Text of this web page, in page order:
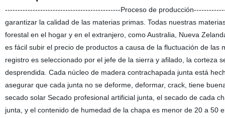
----------------------------------------------Proceso de
garantizar la calidad de las materias primas. Todas nuestras
forestal en el hogar y en el extranjero, como Australia, Nueva
es fácil subir el precio de productos a causa de la fluctuación de
registro es seleccionado por el jefe de la sierra y afilado, la corteza
desprendida. Cada núcleo de madera contrachapada junta está
asegurar que cada junta no se deforme, deformar, crack, tiene
secado solar Secado profesional artificial junta, el secado de cada
junta, y el contenido de humedad de la chapa es menor de 20 a